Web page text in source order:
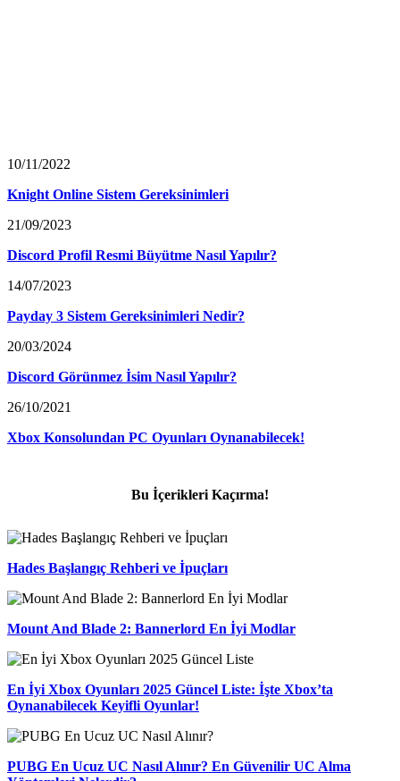
10/11/2022
Knight Online Sistem Gereksinimleri
21/09/2023
Discord Profil Resmi Büyütme Nasıl Yapılır?
14/07/2023
Payday 3 Sistem Gereksinimleri Nedir?
20/03/2024
Discord Görünmez İsim Nasıl Yapılır?
26/10/2021
Xbox Konsolundan PC Oyunları Oynanabilecek!
Bu İçerikleri Kaçırma!
Hades Başlangıç Rehberi ve İpuçları
Mount And Blade 2: Bannerlord En İyi Modlar
En İyi Xbox Oyunları 2025 Güncel Liste: İşte Xbox’ta
Oynanabilecek Keyifli Oyunlar!
PUBG En Ucuz UC Nasıl Alınır? En Güvenilir UC Alma